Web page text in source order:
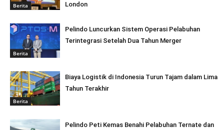
Berita
London
Berita
Pelindo Luncurkan Sistem Operasi Pelabuhan
Terintegrasi Setelah Dua Tahun Merger
Berita
Biaya Logistik di Indonesia Turun Tajam dalam Lima
Tahun Terakhir
Pelindo Peti Kemas Benahi Pelabuhan Ternate dan